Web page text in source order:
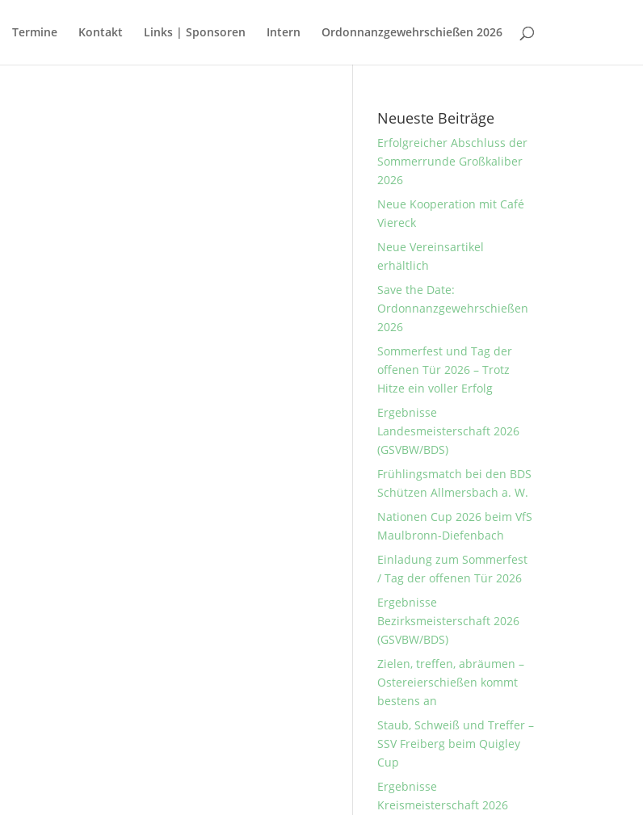
Termine Kontakt Links | Sponsoren Intern Ordonnanzgewehrschießen 2026
Neueste Beiträge
Erfolgreicher Abschluss der
Sommerrunde Großkaliber
2026
Neue Kooperation mit Café
Viereck
Neue Vereinsartikel
erhältlich
Save the Date:
Ordonnanzgewehrschießen
2026
Sommerfest und Tag der
offenen Tür 2026 – Trotz
Hitze ein voller Erfolg
Ergebnisse
Landesmeisterschaft 2026
(GSVBW/BDS)
Frühlingsmatch bei den BDS
Schützen Allmersbach a. W.
Nationen Cup 2026 beim VfS
Maulbronn-Diefenbach
Einladung zum Sommerfest
/ Tag der offenen Tür 2026
Ergebnisse
Bezirksmeisterschaft 2026
(GSVBW/BDS)
Zielen, treffen, abräumen –
Ostereierschießen kommt
bestens an
Staub, Schweiß und Treffer –
SSV Freiberg beim Quigley
Cup
Ergebnisse
Kreismeisterschaft 2026